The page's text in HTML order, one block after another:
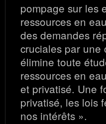
pompage sur les
ressources en
des demandes
cruciales par
élimine toute
ressources en
et privatisé. Une
privatisé, les lois
nos intérêts ».